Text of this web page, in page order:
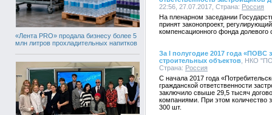
«Лента PRO» продала бизнесу более 5
млн литров прохладительных напитков
22:56, 27.07.2017, Страна: Россия
На пленарном заседании
принят законопроект,
компенсационного фонда долевого
За I полугодие 2017 года «ПОВС
строительных объектов , НКО
Страна: Россия
С начала 2017 года
гражданской ответственности
заключило свыше 29,5 тысяч
компаниями. При этом количество
300 шт.